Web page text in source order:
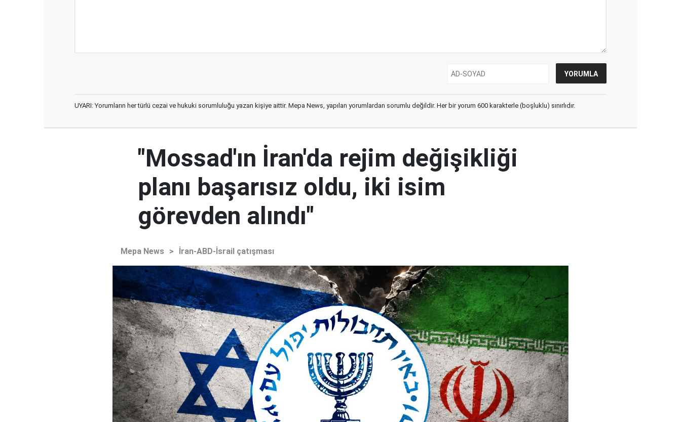
UYARI: Yorumların her türlü cezai ve hukuki sorumluluğu yazan kişiye aittir. Mepa News, yapılan yorumlardan sorumlu değildir. Her bir yorum 600 karakterle (boşluklu) sınırlıdır.
"Mossad'ın İran'da rejim değişikliği
planı başarısız oldu, iki isim
görevden alındı"
Mepa News > İran-ABD-İsrail çatışması